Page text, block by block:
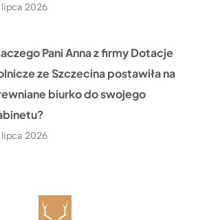
lipca 2026
Pani Anna z firmy Dotacje
ze Szczecina postawiła na
biurko do swojego
lipca 2026